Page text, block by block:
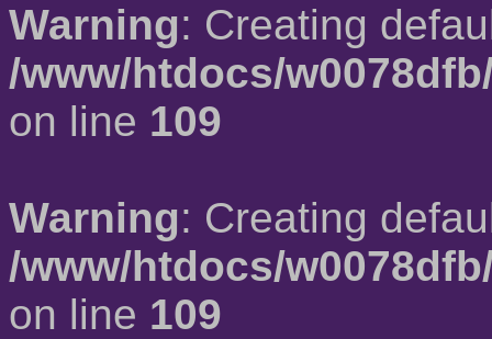
Warning: Creating
/www/htdocs/
on line 109
Warning: Creating
/www/htdocs/
on line 109